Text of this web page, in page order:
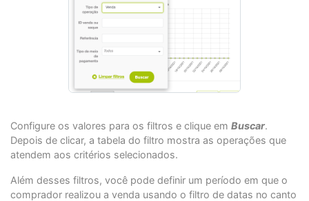
Configure os valores para os filtros e clique em Buscar.
Depois de clicar, a tabela do filtro mostra as operações que
atendem aos critérios selecionados.
Além desses filtros, você pode definir um período em que o
comprador realizou a venda usando o filtro de datas no canto